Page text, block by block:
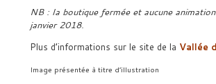
NB : la boutique fermée et aucune
janvier 2018.
Plus d’informations sur le site de la Vallée
Image présentée à titre d’illustration